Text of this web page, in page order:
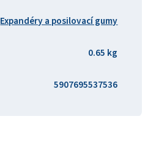
Expandéry a posilovací gumy
0.65 kg
5907695537536